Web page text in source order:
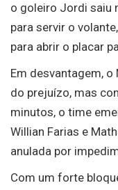
o goleiro Jordi saiu
para servir o
para abrir o placar
Em desvantagem,
do prejuízo, mas
minutos, o time
Willian Farias e
anulada por
Com um forte